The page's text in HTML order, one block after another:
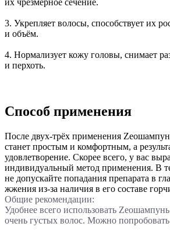
их чрезмерное сечение.
3. Укрепляет волосы, способствует их
и объём.
4. Нормализует кожу головы, снимает
и перхоть.
Способ применения
После двух-трёх применения
станет простым и комфортным, а
удовлетворение. Скорее всего, у вac
индивидуальный метод применения. В
не допускайте попадания препарата в
жжения из-за наличия в его составе
Общие рекомендации:
Удобнее всего использовать
очень густых волос. Можно попробовать